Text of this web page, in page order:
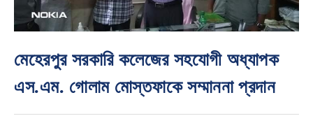
মেহেরপুর সরকারি কলেজের সহযোগী অধ্যাপক
এস.এম. গোলাম মোস্তফাকে সম্মাননা প্রদান